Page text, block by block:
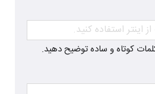
کلمات کوتاه و ساده توضیح دهید.